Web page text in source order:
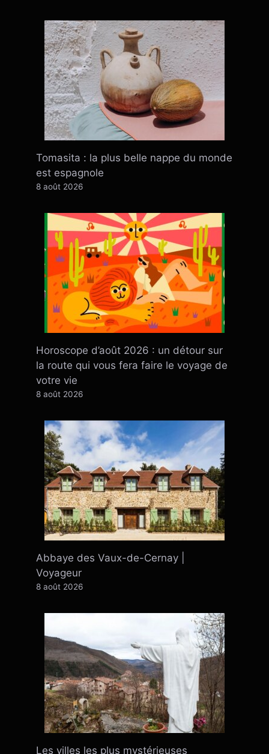
Tomasita : la plus belle nappe du monde
est espagnole
8 août 2026
Horoscope d’août 2026 : un détour sur
la route qui vous fera faire le voyage de
votre vie
8 août 2026
Abbaye des Vaux-de-Cernay |
Voyageur
8 août 2026
Les villes les plus mystérieuses